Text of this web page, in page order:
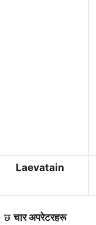
Laevatain
छचार अपरेटरहरू